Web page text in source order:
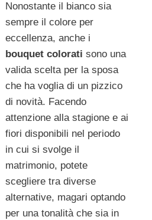
Nonostante il bianco sia
sempre il colore per
eccellenza, anche i
bouquet colorati sono una
valida scelta per la sposa
che ha voglia di un pizzico
di novità. Facendo
attenzione alla stagione e ai
fiori disponibili nel periodo
in cui si svolge il
matrimonio, potete
scegliere tra diverse
alternative, magari optando
per una tonalità che sia in